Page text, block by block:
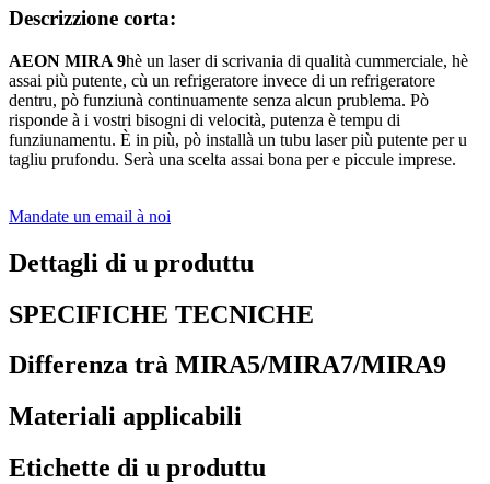
Descrizzione corta:
AEON MIRA 9hè un laser di scrivania di qualità cummerciale, hè
assai più putente, cù un refrigeratore invece di un refrigeratore
dentru, pò funziunà continuamente senza alcun prublema. Pò
risponde à i vostri bisogni di velocità, putenza è tempu di
funziunamentu. È in più, pò installà un tubu laser più putente per u
tagliu prufondu. Serà una scelta assai bona per e piccule imprese.
Mandate un email à noi
Dettagli di u produttu
SPECIFICHE TECNICHE
Differenza trà MIRA5/MIRA7/MIRA9
Materiali applicabili
Etichette di u produttu